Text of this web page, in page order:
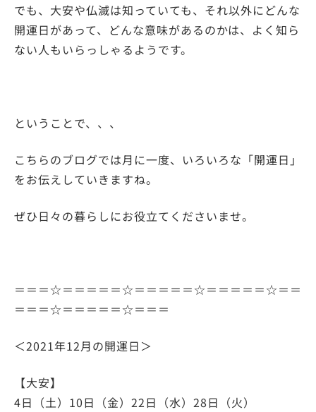
でも、大安や仏滅は知っていても、それ以外にどんな
開運日があって、どんな意味があるのかは、よく知ら
ない人もいらっしゃるようです。
ということで、、、
こちらのブログでは月に一度、いろいろな「開運日」
をお伝えしていきますね。
ぜひ日々の暮らしにお役立てくださいませ。
＝＝＝☆＝＝＝＝＝☆＝＝＝＝＝☆＝＝＝＝＝☆＝＝
＝＝＝☆＝＝＝＝＝☆＝＝＝
＜2021年12月の開運日＞
【大安】
4日（土）10日（金）22日（水）28日（火）